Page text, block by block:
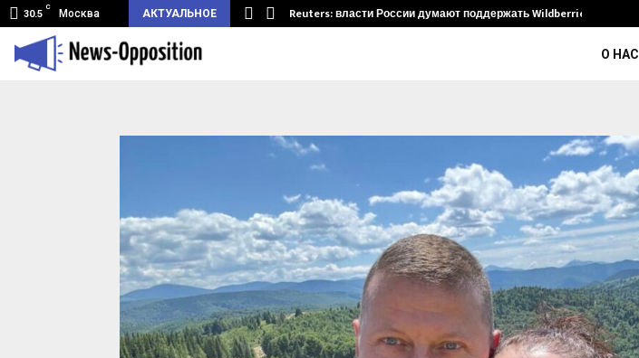
30.5
C
Москва АКТУАЛЬНОЕ
туннель из Беларуси.… Reuters: власти России думают поддержать Wildberries и его…
О НАС